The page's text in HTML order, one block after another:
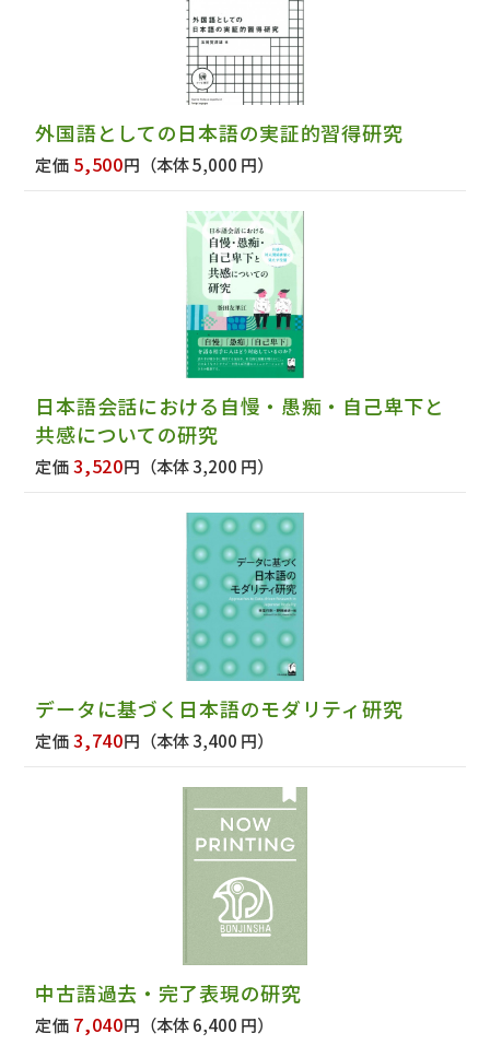
外国語としての日本語の実証的習得研究
定価 5,500円 （本体 5,000 円）
日本語会話における自慢・愚痴・自己卑下と
共感についての研究
定価3,520円 （本体 3,200 円）
データに基づく日本語のモダリティ研究
定価3,740円 （本体 3,400 円）
中古語過去・完了表現の研究
定価 7,040円 （本体 6,400 円）